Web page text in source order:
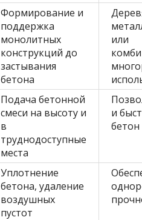
Формирование и
поддержка
монолитных
конструкций до
застывания
бетона
или
Подача бетонной
смеси на высоту и
в
труднодоступные
места
и
бетон
Уплотнение
бетона, удаление
воздушных
пустот